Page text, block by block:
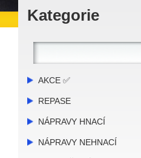
Kategorie
AKCE ✅
REPASE
NÁPRAVY HNACÍ
NÁPRAVY NEHNACÍ